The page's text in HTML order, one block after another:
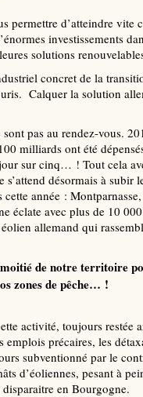
permettre d’atteindre vite
investissements
solutions
concret de la
Calquer la solution
pas au rendez-vous.
milliards ont été
sur cinq… ! Tout cela
désormais à
année :
éclate avec plus de 10
allemand qui
de notre territoire
zones de pêche… !
activité, toujours restée
emplois précaires, les
subventionné par le
d’éoliennes, pesant à
en Bourgogne.